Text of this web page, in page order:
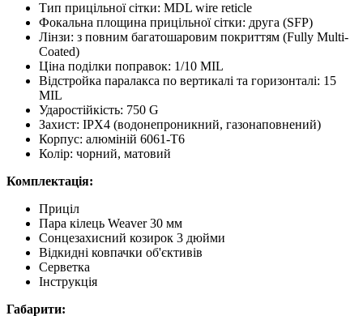
Тип прицільної сітки: MDL wire reticle
Фокальна площина прицільної сітки: друга (SFP)
Лінзи: з повним багатошаровим покриттям (Fully Multi-
Coated)
Ціна поділки поправок: 1/10 MIL
Відстройка паралакса по вертикалі та горизонталі: 15
MIL
Ударостійкість: 750 G
Захист: IPX4 (водонепроникний, газонаповнений)
Корпус: алюміній 6061-T6
Колір: чорний, матовий
Комплектація:
Приціл
Пара кілець Weaver 30 мм
Сонцезахисний козирок 3 дюйми
Відкидні ковпачки об'єктивів
Серветка
Інструкція
Габарити: